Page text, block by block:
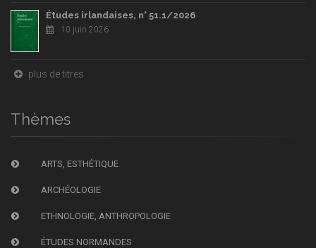
Études irlandaises, n° 51.1/2026
10 juin 2026
plus de titres
Thèmes
ARTS, ESTHÉTIQUE
ARCHÉOLOGIE
ETHNOLOGIE, ANTHROPOLOGIE
ÉTUDES NORMANDES